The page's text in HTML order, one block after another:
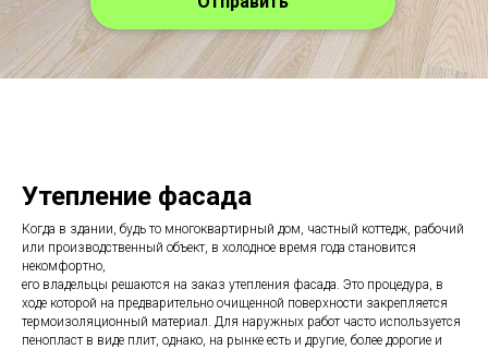
Утепление фасада
Когда в здании, будь то многоквартирный дом, частный коттедж, рабочий
или производственный объект, в холодное время года становится
некомфортно,
его владельцы решаются на заказ утепления фасада. Это процедура, в
ходе которой на предварительно очищенной поверхности закрепляется
термоизоляционный материал. Для наружных работ часто используется
пенопласт в виде плит, однако, на рынке есть и другие, более дорогие и